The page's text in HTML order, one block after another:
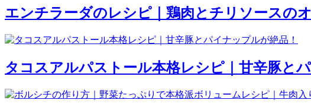
エンチラーダのレシピ｜鶏肉とチリソースの
タコスアルパストール本格レシピ｜甘辛豚と